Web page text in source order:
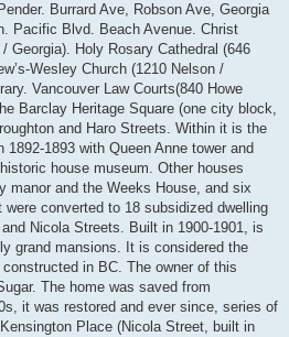
Burrard Ave, Robson Ave, Georgia
Pacific Blvd. Beach Avenue. Christ
Georgia). Holy Rosary Cathedral (646
Wesley Church (1210 Nelson /
Vancouver Law Courts(840 Howe
Barclay Heritage Square (one city block,
and Haro Streets. Within it is the
1892-1893 with Queen Anne tower and
house museum. Other houses
manor and the Weeks House, and six
converted to 18 subsidized dwelling
Nicola Streets. Built in 1900-1901, is
grand mansions. It is considered the
in BC. The owner of this
The home was saved from
it was restored and ever since, series of
Place (Nicola Street, built in